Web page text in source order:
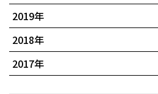
5月(1)
4月(3)
3月(2)
2月(2)
6月(1)
2月(1)
1月(1)
10月(1)
2月(1)
1月(1)
2019年
12月(1)
2月(1)
2018年
6月(3)
2017年